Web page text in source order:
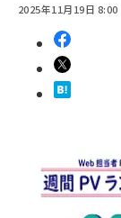
2025年11月19日 8:00